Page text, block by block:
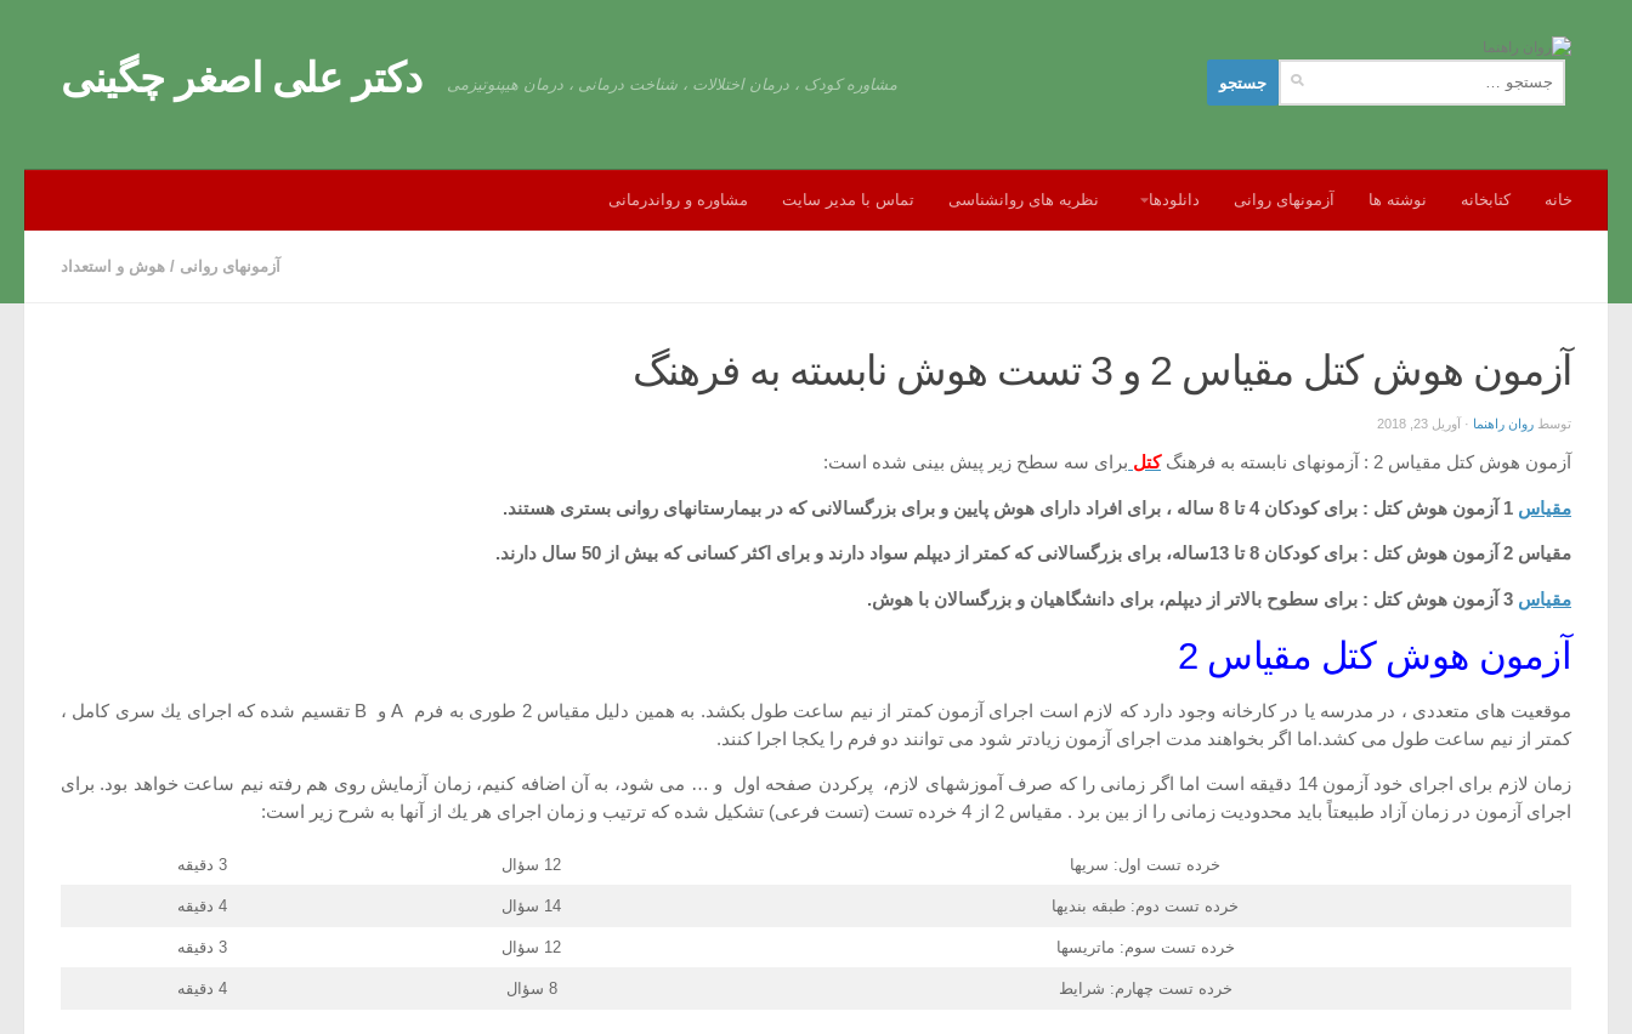
دکتر علی اصغر چگینی مشاوره کودک ، درمان اختلالات ، شناخت درمانی ، درمان هیپنوتیزمی
برای:
خانه کتابخانه نوشته ها آزمونهای روانی دانلودها نظریه های روانشناسی تماس با مدیر سایت مشاوره و رواندرمانی
آزمونهای روانی / هوش و استعداد
آزمون هوش کتل مقیاس 2 و 3 تست هوش نابسته به فرهنگ
توسط روان راهنما · آوریل 23, 2018
آزمون هوش کتل مقیاس 2 : آزمونهای نابسته به فرهنگ كتل برای سه سطح زیر پیش بینی شده است:
مقیاس
مقیاس 2 آزمون هوش کتل : برای كودكان 8 تا 13ساله، برای بزرگسالانی كه كمتر از دیپلم سواد دارند و برای اكثر كسانی كه بیش از 50 سال دارند.
مقیاس
آزمون هوش کتل مقیاس 2
موقعیت های متعددی ، در مدرسه یا در كارخانه وجود دارد كه لازم است اجرای آزمون كمتر از نیم ساعت طول بكشد. به همین دلیل مقیاس 2 طوری به فرم A و B تقسیم شده كه اجرای یك سری كامل ،
كمتر از نیم ساعت طول می كشد.اما اگر بخواهند مدت اجرای آزمون زیادتر شود می توانند دو فرم را یكجا اجرا كنند.
زمان لازم برای اجرای خود آزمون 14 دقیقه است اما اگر زمانی را كه صرف آموزشهای لازم، پركردن صفحه اول و … می شود، به آن اضافه كنیم، زمان آزمایش روی هم رفته نیم ساعت خواهد بود. برای
اجرای آزمون در زمان آزاد طبیعتاً باید محدودیت زمانی را از بین برد . مقیاس 2 از 4 خرده تست (تست فرعی) تشكیل شده كه ترتیب و زمان اجرای هر یك از آنها به شرح زیر است:
خرده تست اول: سریها 12 سؤال 3 دقیقه
خرده تست دوم: طبقه بندیها 14 سؤال 4 دقیقه
خرده تست سوم: ماتریسها 12 سؤال 3 دقیقه
خرده تست چهارم: شرایط 8 سؤال 4 دقیقه